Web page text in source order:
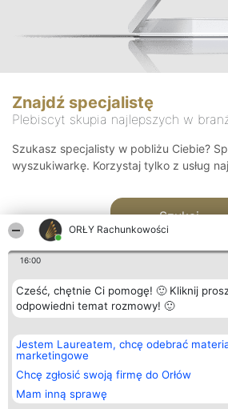
ORŁY Rachunkowości
16:00
Cześć, chętnie Ci pomogę! 🙂 Kliknij
odpowiedni temat rozmowy! 🙂
Jestem Laureatem, chcę odebrać
marketingowe
Chcę zgłosić swoją firmę do Orłów
Mam inną sprawę
Znajdź specjalistę
Plebiscyt skupia najlepszych w
Szukasz specjalisty w pobliżu Ciebie?
wyszukiwarkę. Korzystaj tylko z usług
Szukaj
Organizator plebiscytu
Bright Side Solutions sp. z o.
o. sp. k.
ul. Ruska 22
Wrocław 50-079
KRS 0000749100 | Regon
381313360 | NIP 8943132676
Plebiscyt
Laureaci
wszystkich
Laureatów
Regulamin